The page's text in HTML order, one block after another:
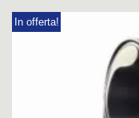
In offerta!